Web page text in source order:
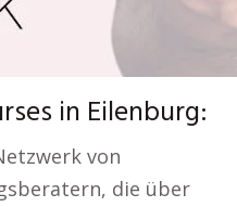
in Eilenburg:
von
die über